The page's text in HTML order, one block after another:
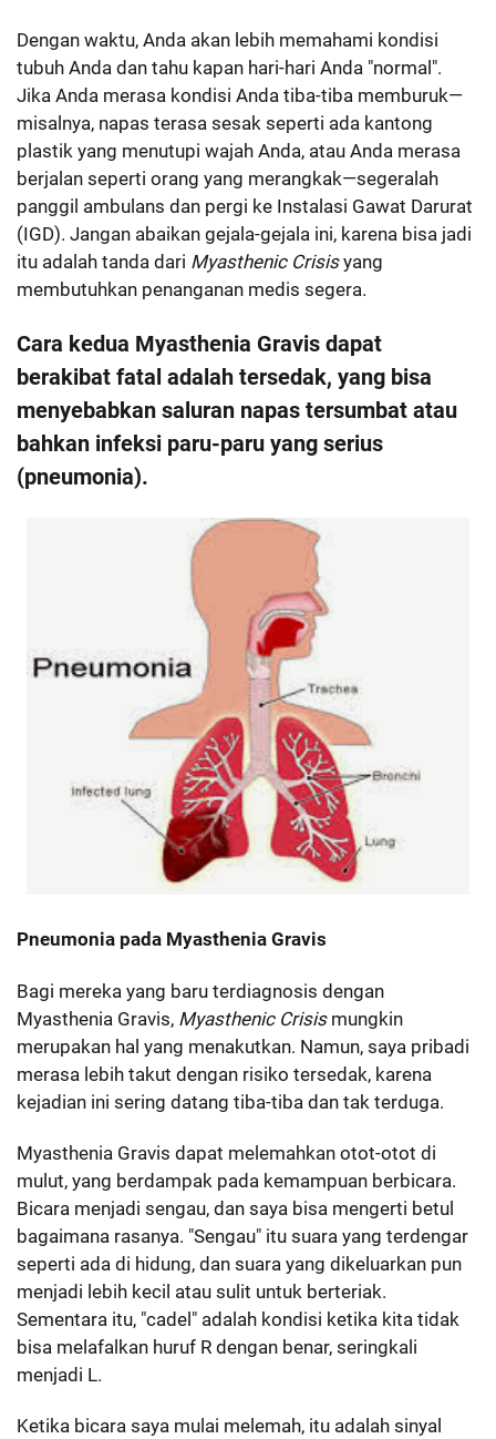
Dengan waktu, Anda akan lebih memahami kondisi
tubuh Anda dan tahu kapan hari-hari Anda "normal".
Jika Anda merasa kondisi Anda tiba-tiba memburuk—
misalnya, napas terasa sesak seperti ada kantong
plastik yang menutupi wajah Anda, atau Anda merasa
berjalan seperti orang yang merangkak—segeralah
panggil ambulans dan pergi ke Instalasi Gawat Darurat
(IGD). Jangan abaikan gejala-gejala ini, karena bisa jadi
itu adalah tanda dari Myasthenic Crisisyang
membutuhkan penanganan medis segera.
Cara kedua Myasthenia Gravis dapat
berakibat fatal adalah tersedak, yang bisa
menyebabkan saluran napas tersumbat atau
bahkan infeksi paru-paru yang serius
(pneumonia).
Pneumonia pada Myasthenia Gravis
Bagi mereka yang baru terdiagnosis dengan
Myasthenia Gravis, Myasthenic Crisismungkin
merupakan hal yang menakutkan. Namun, saya pribadi
merasa lebih takut dengan risiko tersedak, karena
kejadian ini sering datang tiba-tiba dan tak terduga.
Myasthenia Gravis dapat melemahkan otot-otot di
mulut, yang berdampak pada kemampuan berbicara.
Bicara menjadi sengau, dan saya bisa mengerti betul
bagaimana rasanya. "Sengau" itu suara yang terdengar
seperti ada di hidung, dan suara yang dikeluarkan pun
menjadi lebih kecil atau sulit untuk berteriak.
Sementara itu, "cadel" adalah kondisi ketika kita tidak
bisa melafalkan huruf R dengan benar, seringkali
menjadi L.
Ketika bicara saya mulai melemah, itu adalah sinyal